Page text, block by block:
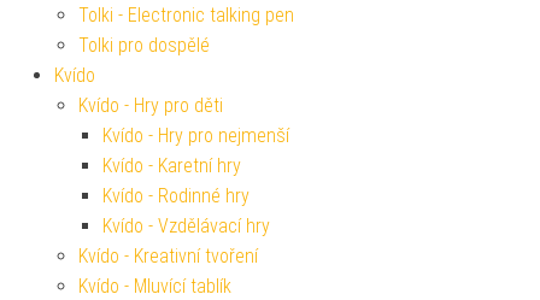
Tolki - Electronic talking pen
Tolki pro dospělé
Kvído
Kvído - Hry pro děti
Kvído - Hry pro nejmenší
Kvído - Karetní hry
Kvído - Rodinné hry
Kvído - Vzdělávací hry
Kvído - Kreativní tvoření
Kvído - Mluvící tablík